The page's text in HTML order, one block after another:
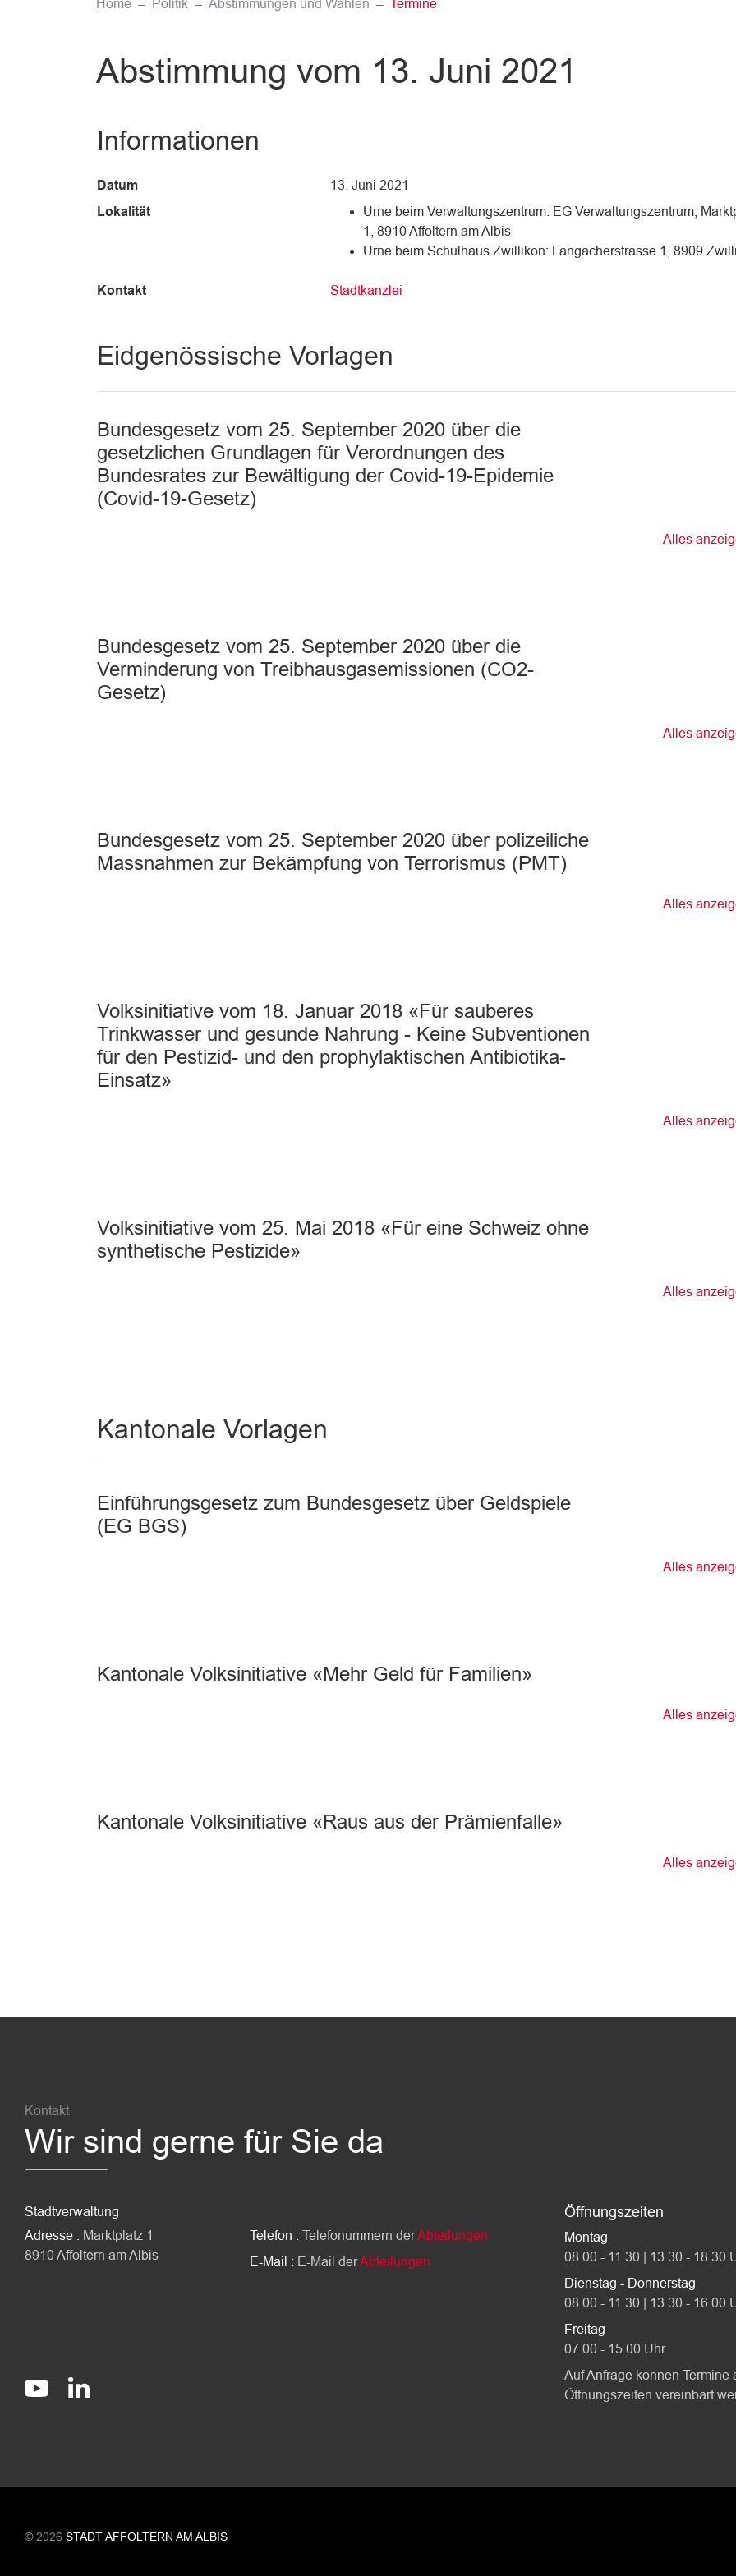
Home Politik Abstimmungen und Wahlen Termine(ausgewählt)
Abstimmung vom 13. Juni 2021
Informationen
Datum
13. Juni 2021
Lokalität
Urne beim Verwaltungszentrum: EG Verwaltungszentrum,
1, 8910 Affoltern am Albis
Urne beim Schulhaus Zwillikon: Langacherstrasse 1, 8909
Kontakt Stadtkanzlei
Eidgenössische Vorlagen
Bundesgesetz vom 25. September 2020 über die
gesetzlichen Grundlagen für Verordnungen des
Bundesrates zur Bewältigung der Covid-19-Epidemie
(Covid-19-Gesetz)
Alles
Bundesgesetz vom 25. September 2020 über die
Verminderung von Treibhausgasemissionen (CO2-
Gesetz)
Alles
Bundesgesetz vom 25. September 2020 über polizeiliche
Massnahmen zur Bekämpfung von Terrorismus (PMT)
Alles
Volksinitiative vom 18. Januar 2018 «Für sauberes
Trinkwasser und gesunde Nahrung - Keine Subventionen
für den Pestizid- und den prophylaktischen Antibiotika-
Einsatz»
Alles
Volksinitiative vom 25. Mai 2018 «Für eine Schweiz ohne
synthetische Pestizide»
Alles
Kantonale Vorlagen
Einführungsgesetz zum Bundesgesetz über Geldspiele
(EG BGS)
Alles
Kantonale Volksinitiative «Mehr Geld für Familien»
Alles
Kantonale Volksinitiative «Raus aus der Prämienfalle»
Alles
Kontakt
Wir sind gerne für Sie da
Stadtverwaltung
Adresse : Marktplatz 1
8910 Affoltern am Albis
Telefon : Telefonummern derAbteilungen
E-Mail : E-Mail derAbteilungen
Socials
@StadtAffolternamAlbis
stadt-affoltern-am-albis
Öffnungszeiten
Montag
08.00 - 11.30 | 13.30 - 18.30
Dienstag - Donnerstag
08.00 - 11.30 | 13.30 - 16.00
Freitag
07.00 - 15.00 Uhr
Auf Anfrage können Termine
Öffnungszeiten vereinbart
© 2026 STADT AFFOLTERN AM ALBIS